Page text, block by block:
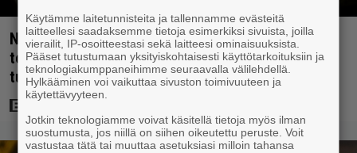
Netflixistä poistuu viiden tähden
toimintaspektaakkeli vuodelta 2015 – ”Kaksi
tuntia hengästyttävää toimintaa”
Käytämme laitetunnisteita ja tallennamme evästeitä
laitteellesi saadaksemme tietoja esimerkiksi sivuista, joilla
vierailit, IP-osoitteestasi sekä laitteesi ominaisuuksista.
Pääset tutustumaan yksityiskohtaisesti käyttötarkoituksiin ja
teknologiakumppaneihimme seuraavalla välilehdellä.
Hylkääminen voi vaikuttaa sivuston toimivuuteen ja
käytettävyyteen.
Jotkin teknologiamme voivat käsitellä tietoja myös ilman
suostumusta, jos niillä on siihen oikeutettu peruste. Voit
vastustaa tätä tai muuttaa asetuksiasi milloin tahansa